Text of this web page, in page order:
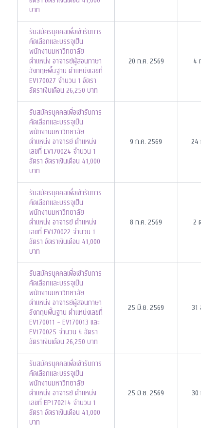
บาท
รับสมัครบุคคลเพื่อเข้ารับการ
คัดเลือกและบรรจุเป็น
พนักงานมหาวิทยาลัย
ตำแหน่ง อาจารย์ผู้สอนภาษา
อังกฤษพื้นฐาน ตำแหน่งเลขที่
EV170027 จำนวน 1 อัตรา
อัตราเงินเดือน 26,250 บาท
20 ก.ค. 2569 4 ก.ย.
รับสมัครบุคคลเพื่อเข้ารับการ
คัดเลือกและบรรจุเป็น
พนักงานมหาวิทยาลัย
ตำแหน่ง อาจารย์ ตำแหน่ง
เลขที่ EV170024 จำนวน 1
อัตรา อัตราเงินเดือน 41,000
บาท
9 ก.ค. 2569 24 ก.ค.
รับสมัครบุคคลเพื่อเข้ารับการ
คัดเลือกและบรรจุเป็น
พนักงานมหาวิทยาลัย
ตำแหน่ง อาจารย์ ตำแหน่ง
เลขที่ EV170022 จำนวน 1
อัตรา อัตราเงินเดือน 41,000
บาท
8 ก.ค. 2569 2 ต.ค.
รับสมัครบุคคลเพื่อเข้ารับการ
คัดเลือกและบรรจุเป็น
พนักงานมหาวิทยาลัย
ตำแหน่ง อาจารย์ผู้สอนภาษา
อังกฤษพื้นฐาน ตำแหน่งเลขที่
EV170011 - EV170013 เเละ
EV170025 จำนวน 4 อัตรา
อัตราเงินเดือน 26,250 บาท
25 มิ.ย. 2569 31 ส.ค.
รับสมัครบุคคลเพื่อเข้ารับการ
คัดเลือกและบรรจุเป็น
พนักงานมหาวิทยาลัย
ตำแหน่ง อาจารย์ ตำแหน่ง
เลขที่ EP170214 จำนวน 1
อัตรา อัตราเงินเดือน 41,000
บาท
25 มิ.ย. 2569 30 ก.ย.